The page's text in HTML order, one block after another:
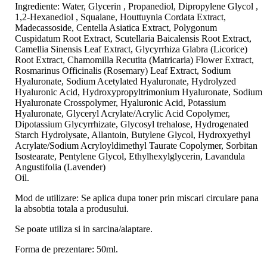
Ingrediente: Water, Glycerin , Propanediol, Dipropylene Glycol ,
1,2-Hexanediol , Squalane, Houttuynia Cordata Extract,
Madecassoside, Centella Asiatica Extract, Polygonum
Cuspidatum Root Extract, Scutellaria Baicalensis Root Extract,
Camellia Sinensis Leaf Extract, Glycyrrhiza Glabra (Licorice)
Root Extract, Chamomilla Recutita (Matricaria) Flower Extract,
Rosmarinus Officinalis (Rosemary) Leaf Extract, Sodium
Hyaluronate, Sodium Acetylated Hyaluronate, Hydrolyzed
Hyaluronic Acid, Hydroxypropyltrimonium Hyaluronate, Sodium
Hyaluronate Crosspolymer, Hyaluronic Acid, Potassium
Hyaluronate, Glyceryl Acrylate/Acrylic Acid Copolymer,
Dipotassium Glycyrrhizate, Glycosyl trehalose, Hydrogenated
Starch Hydrolysate, Allantoin, Butylene Glycol, Hydroxyethyl
Acrylate/Sodium Acryloyldimethyl Taurate Copolymer, Sorbitan
Isostearate, Pentylene Glycol, Ethylhexylglycerin, Lavandula
Angustifolia (Lavender)
Oil.
Mod de utilizare: Se aplica dupa toner prin miscari circulare pana
la absobtia totala a produsului.
Se poate utiliza si in sarcina/alaptare.
Forma de prezentare: 50ml.